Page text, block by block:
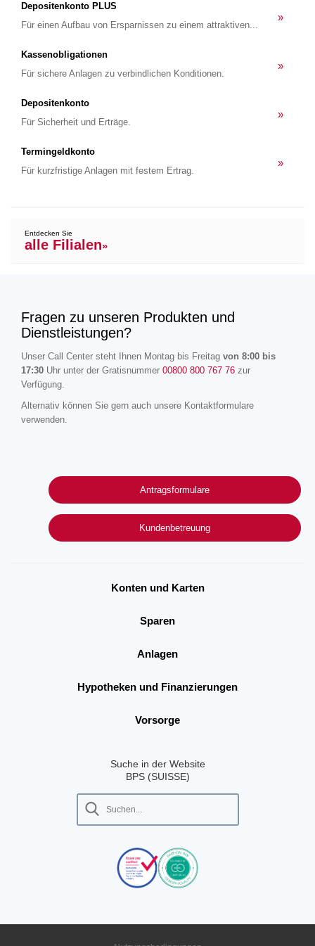
Depositenkonto PLUS
Für einen Aufbau von Ersparnissen zu einem attraktiven...
»
Kassenobligationen
Für sichere Anlagen zu verbindlichen Konditionen.
»
Depositenkonto
Für Sicherheit und Erträge.
»
Termingeldkonto
Für kurzfristige Anlagen mit festem Ertrag.
»
Entdecken Sie
alle Filialen»
Fragen zu unseren Produkten und
Dienstleistungen?
Unser Call Center steht Ihnen Montag bis Freitag von 8:00 bis
17:30 Uhr unter der Gratisnummer 00800 800 767 76 zur
Verfügung.
Alternativ können Sie gern auch unsere Kontaktformulare
verwenden.
Antragsformulare
Kundenbetreuung
Konten und Karten
Sparen
Anlagen
Hypotheken und Finanzierungen
Vorsorge
Suche in der Website
BPS (SUISSE)